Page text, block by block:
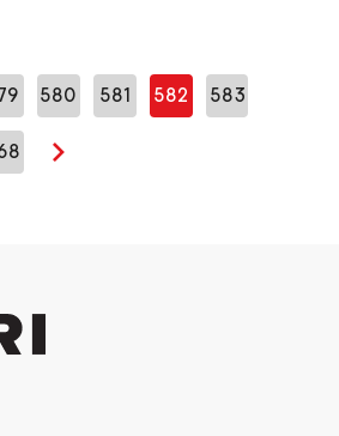
580 581 582 583
Seuraava sivu